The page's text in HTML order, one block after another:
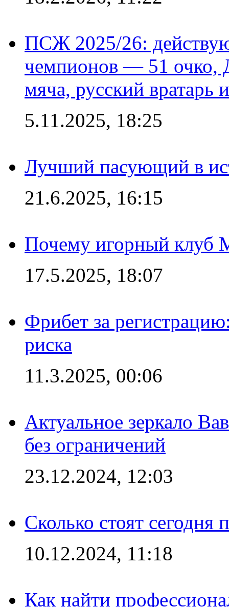
ПСЖ 2025/26:
чемпионов — 51 очко,
мяча, русский вратарь
5.11.2025, 18:25
Лучший пасующий в
21.6.2025, 16:15
Почему игорный клуб
17.5.2025, 18:07
Фрибет за
риска
11.3.2025, 00:06
Актуальное зеркало
без ограничений
23.12.2024, 12:03
Сколько стоят сегодня
10.12.2024, 11:18
Как найти